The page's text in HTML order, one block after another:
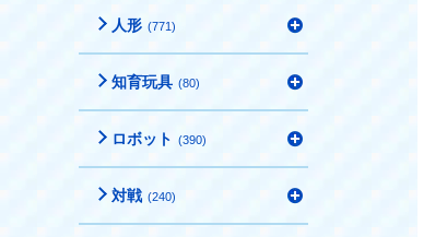
人形 (771)
知育玩具 (80)
ロボット (390)
対戦 (240)